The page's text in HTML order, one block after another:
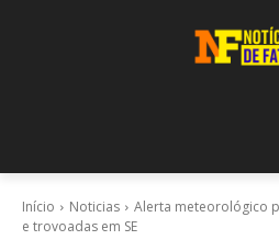
Início Noticias
Alerta meteorológico
e trovoadas em SE